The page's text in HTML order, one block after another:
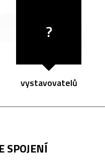
?
vystavovatelů
SPOJENÍ